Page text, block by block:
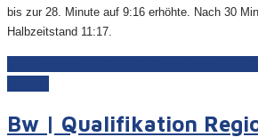
bis zur 28. Minute auf 9:16 erhöhte. Nach 30
Halbzeitstand 11:17.
Bw | Qualifikation